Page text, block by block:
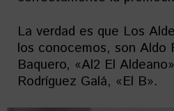
La verdad es que Los
los conocemos, son Aldo
Baquero, «Al2 El
Rodríguez Galá, «El B».